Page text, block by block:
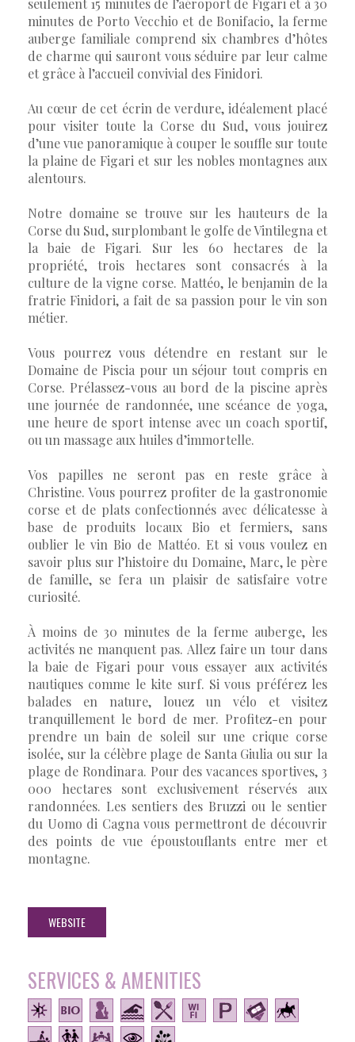
minutes de Porto Vecchio et de Bonifacio, la ferme
auberge familiale comprend six chambres d’hôtes
de charme qui sauront vous séduire par leur calme
et grâce à l’accueil convivial des Finidori.
Au cœur de cet écrin de verdure, idéalement placé
pour visiter toute la Corse du Sud, vous jouirez
d’une vue panoramique à couper le souffle sur toute
la plaine de Figari et sur les nobles montagnes aux
alentours.
Notre domaine se trouve sur les hauteurs de la
Corse du Sud, surplombant le golfe de Vintilegna et
la baie de Figari. Sur les 60 hectares de la
propriété, trois hectares sont consacrés à la
culture de la vigne corse. Mattéo, le benjamin de la
fratrie Finidori, a fait de sa passion pour le vin son
métier.
Vous pourrez vous détendre en restant sur le
Domaine de Piscia pour un séjour tout compris en
Corse. Prélassez-vous au bord de la piscine après
une journée de randonnée, une scéance de yoga,
une heure de sport intense avec un coach sportif,
ou un massage aux huiles d’immortelle.
Vos papilles ne seront pas en reste grâce à
Christine. Vous pourrez profiter de la gastronomie
corse et de plats confectionnés avec délicatesse à
base de produits locaux Bio et fermiers, sans
oublier le vin Bio de Mattéo. Et si vous voulez en
savoir plus sur l’histoire du Domaine, Marc, le père
de famille, se fera un plaisir de satisfaire votre
curiosité.
À moins de 30 minutes de la ferme auberge, les
activités ne manquent pas. Allez faire un tour dans
la baie de Figari pour vous essayer aux activités
nautiques comme le kite surf. Si vous préférez les
balades en nature, louez un vélo et visitez
tranquillement le bord de mer. Profitez-en pour
prendre un bain de soleil sur une crique corse
isolée, sur la célèbre plage de Santa Giulia ou sur la
plage de Rondinara. Pour des vacances sportives, 3
000 hectares sont exclusivement réservés aux
randonnées. Les sentiers des Bruzzi ou le sentier
du Uomo di Cagna vous permettront de découvrir
des points de vue époustouflants entre mer et
montagne.
WEBSITE
SERVICES & AMENITIES